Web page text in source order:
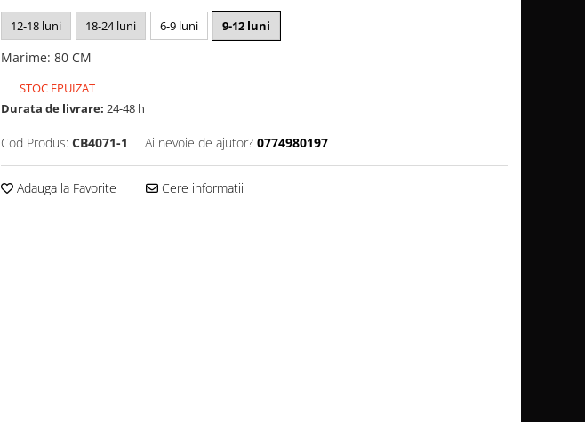
12-18 luni 18-24 luni 6-9 luni 9-12 luni
Marime: 80 CM
STOC EPUIZAT
Durata de livrare: 24-48 h
Cod Produs: CB4071-1 Ai nevoie de ajutor? 0774980197
Adauga la Favorite Cere informatii